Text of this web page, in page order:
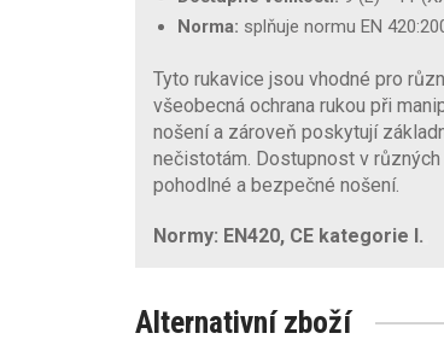
Norma: splňuje normu EN
Tyto rukavice jsou vhodné pro
všeobecná ochrana rukou při
nošení a zároveň poskytují
nečistotám. Dostupnost v
pohodlné a bezpečné nošení.
Normy: EN420, CE kategorie I.
Alternativní zboží